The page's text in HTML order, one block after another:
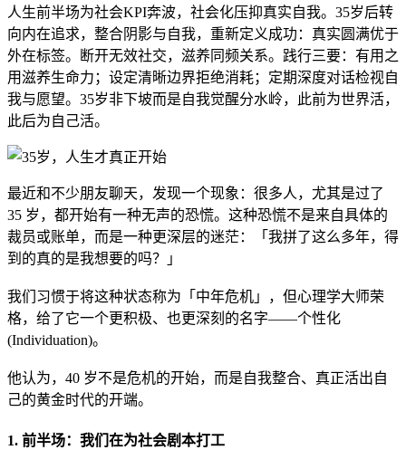
人生前半场为社会KPI奔波，社会化压抑真实自我。35岁后转
向内在追求，整合阴影与自我，重新定义成功：真实圆满优于
外在标签。断开无效社交，滋养同频关系。践行三要：有用之
用滋养生命力；设定清晰边界拒绝消耗；定期深度对话检视自
我与愿望。35岁非下坡而是自我觉醒分水岭，此前为世界活，
此后为自己活。
最近和不少朋友聊天，发现一个现象：很多人，尤其是过了
35 岁，都开始有一种无声的恐慌。这种恐慌不是来自具体的
裁员或账单，而是一种更深层的迷茫：「我拼了这么多年，得
到的真的是我想要的吗？」
我们习惯于将这种状态称为「中年危机」，但心理学大师荣
格，给了它一个更积极、也更深刻的名字——个性化
(Individuation)。
他认为，40 岁不是危机的开始，而是自我整合、真正活出自
己的黄金时代的开端。
1. 前半场：我们在为社会剧本打工